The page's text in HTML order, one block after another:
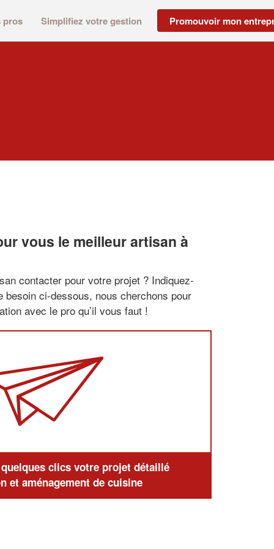
pros Simplifiez votre gestion Promouvoir mon
vous le meilleur artisan à
contacter pour votre projet ? Indiquez-
besoin ci-dessous, nous cherchons pour
avec le pro qu’il vous faut !
clics votre projet détaillé
et aménagement de cuisine